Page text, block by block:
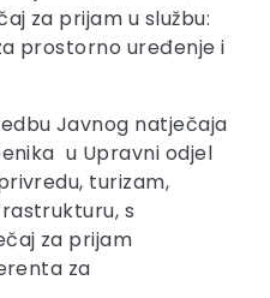
za prijam u službu:
prostorno uređenje i
Javnog natječaja
u Upravni odjel
turizam,
s
za prijam
za